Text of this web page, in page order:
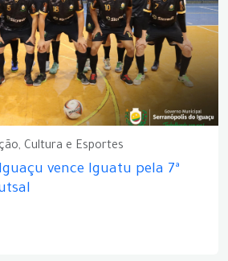
Cultura e Esportes
vence Iguatu pela 7ª